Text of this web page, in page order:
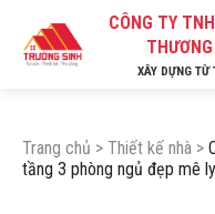
CÔNG TY
XÂY DỰNG
Trang chủ > Thiết kế nhà >
tầng 3 phòng ngủ đẹp mê